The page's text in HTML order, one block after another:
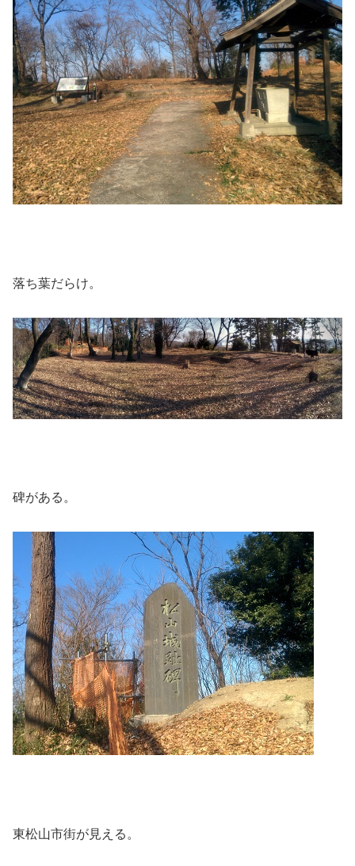
落ち葉だらけ。
碑がある。
東松山市街が見える。